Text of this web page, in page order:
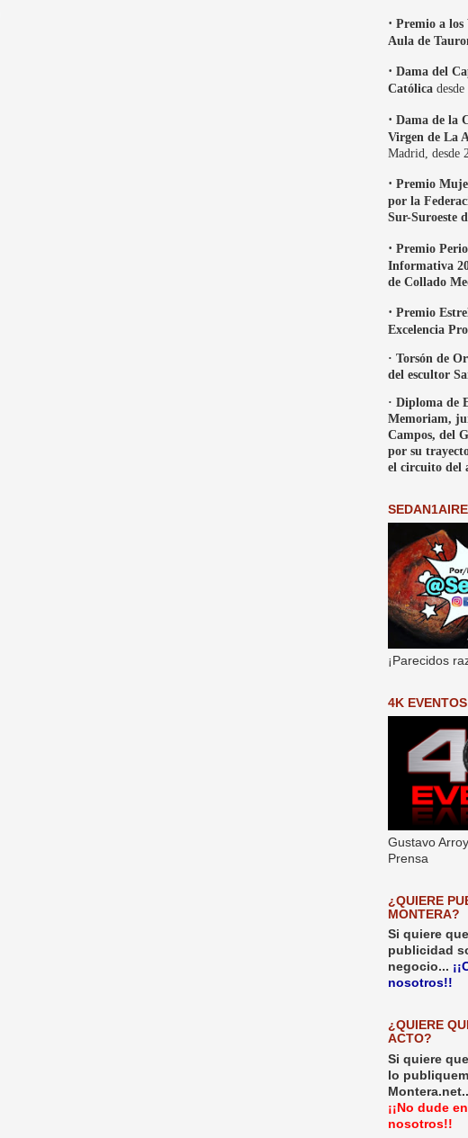
· Premio a los
Aula de
· Dama del
Católica
· Dama de la
Virgen de La
Madrid, desde
· Premio
por la
Sur-Suroeste
· Premio
Informativa
de Collado
· Premio
Excelencia
· Torsón de
del escultor
· Diploma de
Memoriam,
Campos, del
por su
el circuito del
SEDAN1AIRE
¡Parecidos
4K EVENTOS
Gustavo
Prensa
¿QUIERE
MONTERA?
Si quiere
publicidad
negocio...
nosotros!!
¿QUIERE
ACTO?
Si quiere
lo
¡¡No dude
nosotros!!